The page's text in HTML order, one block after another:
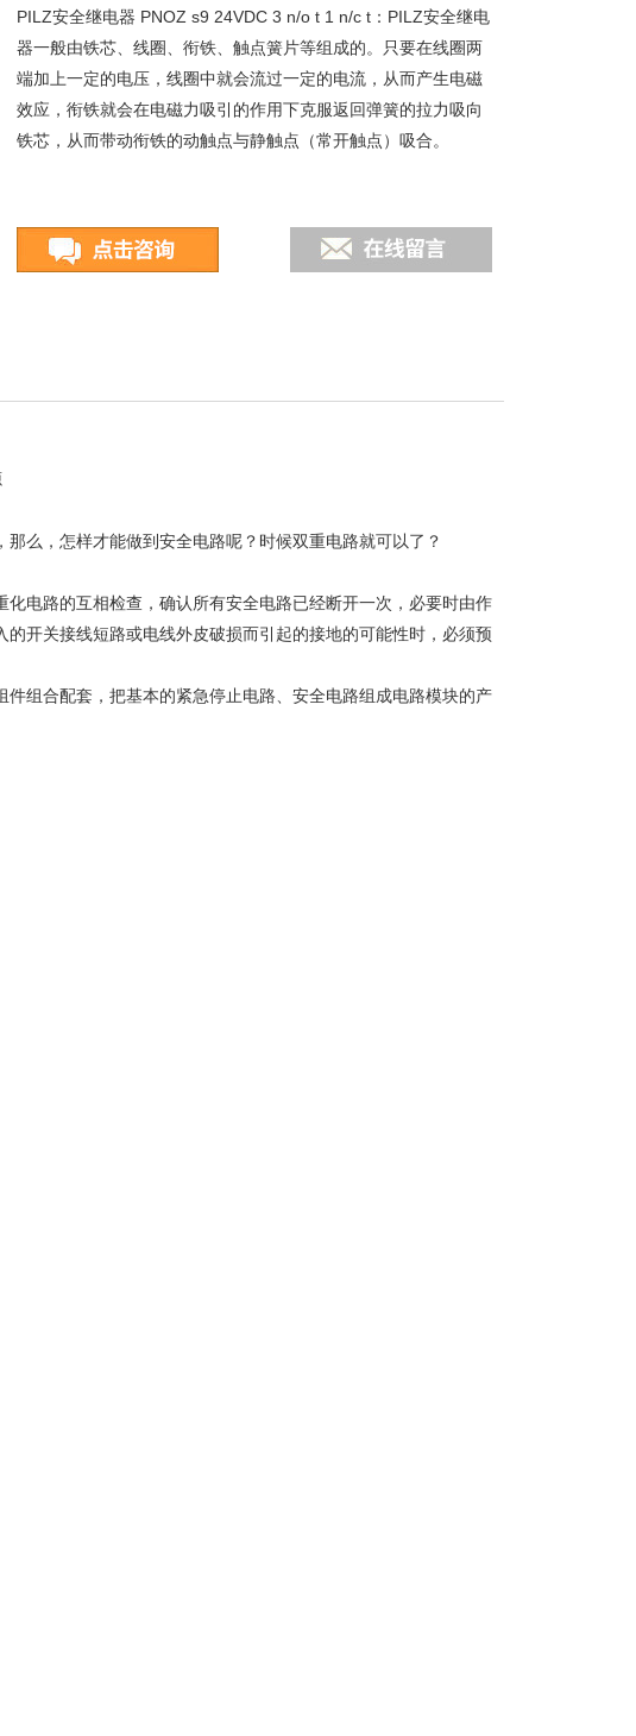
PILZ安全继电器 PNOZ s9 24VDC 3 n/o t 1 n/c t：PILZ安全继电
器一般由铁芯、线圈、衔铁、触点簧片等组成的。只要在线圈两
端加上一定的电压，线圈中就会流过一定的电流，从而产生电磁
效应，衔铁就会在电磁力吸引的作用下克服返回弹簧的拉力吸向
铁芯，从而带动衔铁的动触点与静触点（常开触点）吸合。
么，怎样才能做到安全电路呢？时候双重电路就可以了？
电路的互相检查，确认所有安全电路已经断开一次，必要时由作
开关接线短路或电线外皮破损而引起的接地的可能性时，必须预
组合配套，把基本的紧急停止电路、安全电路组成电路模块的产